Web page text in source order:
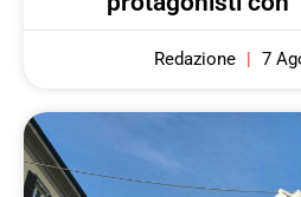
Redazione 7